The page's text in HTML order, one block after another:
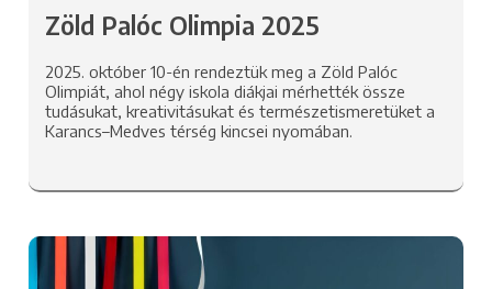
Zöld Palóc Olimpia 2025
2025. október 10-én rendeztük meg a Zöld Palóc
Olimpiát, ahol négy iskola diákjai mérhették össze
tudásukat, kreativitásukat és természetismeretüket a
Karancs–Medves térség kincsei nyomában.